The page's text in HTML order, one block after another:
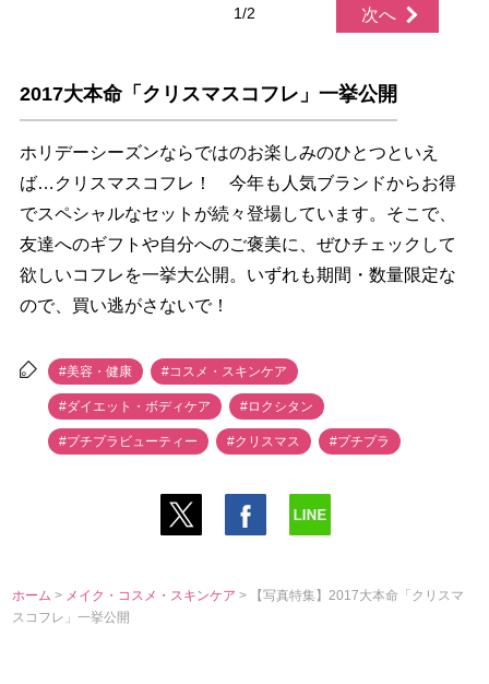
次へ
1/2
2017大本命「クリスマスコフレ」一挙公開
ホリデーシーズンならではのお楽しみのひとつといえ
ば…クリスマスコフレ！ 今年も人気ブランドからお得
でスペシャルなセットが続々登場しています。そこで、
友達へのギフトや自分へのご褒美に、ぜひチェックして
欲しいコフレを一挙大公開。いずれも期間・数量限定な
ので、買い逃がさないで！
#美容・健康 #コスメ・スキンケア
#ダイエット・ボディケア #ロクシタン
#プチプラビューティー #クリスマス #プチプラ
ホーム > メイク・コスメ・スキンケア> 【写真特集】2017大本命「クリスマ
スコフレ」一挙公開